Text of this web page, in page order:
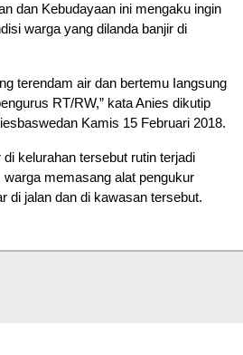
dan Kebudayaan ini mengaku ingin
warga yang dilanda banjir di
terendam air dan bertemu Iangsung
RT/RW,” kata Anies dikutip
Kamis 15 Februari 2018.
kelurahan tersebut rutin terjadi
memasang alat pengukur
di jalan dan di kawasan tersebut.